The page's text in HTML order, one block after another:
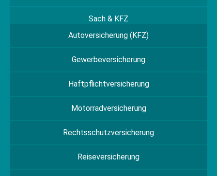
Sach & KFZ
Autoversicherung (KFZ)
Gewerbeversicherung
Haftpflichtversicherung
Motorradversicherung
Rechtsschutzversicherung
Reiseversicherung